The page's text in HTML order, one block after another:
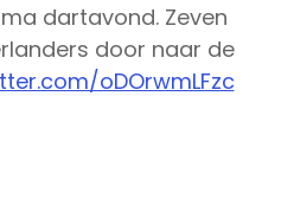
dartavond. Zeven
door naar de
oDOrwmLFzc